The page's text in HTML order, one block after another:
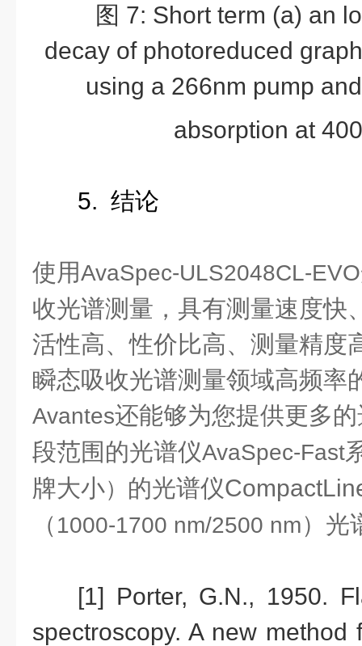
图 7: Short term (a) an
decay of photoreduced
using a 266nm pump
absorption at
5. 结论
使用AvaSpec-ULS2048CL-EVO
收光谱测量，具有测量速度快
活性高、性价比高、测量精度
瞬态吸收光谱测量领域高频率
Avantes还能够为您提供更多
段范围的光谱仪AvaSpec-Fast
牌大小） 的光谱仪
（1000-1700 nm/2500 nm）光
[1] Porter, G.N., 1950.
spectroscopy. A new